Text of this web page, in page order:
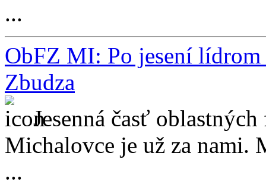
...
ObFZ MI: Po jesení
Zbudza
Jesenná časť
Michalovce je už za nami.
...